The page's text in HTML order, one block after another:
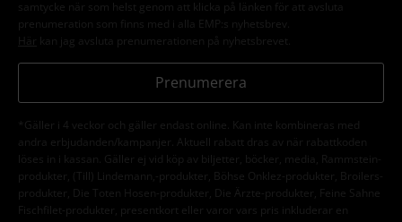
Vår kundtjänst är här för dig
- 13:00). Lär dig mer
Starta chatt.